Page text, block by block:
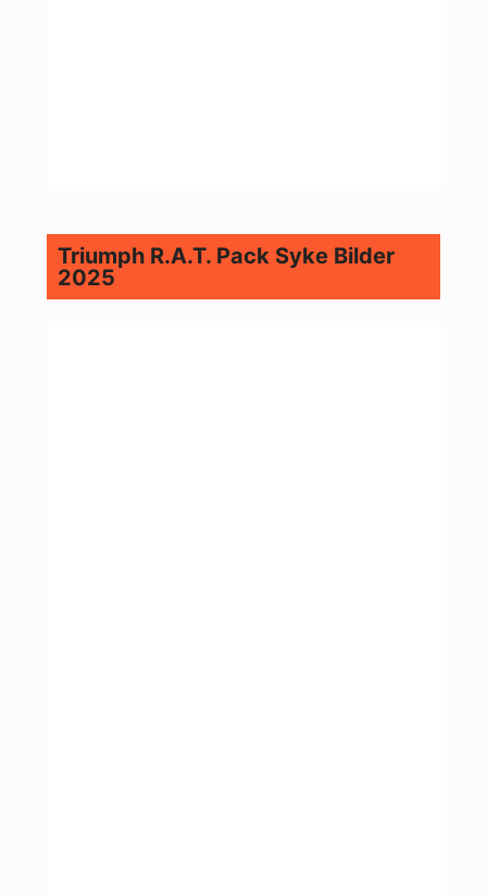
Triumph R.A.T. Pack Syke Bilder
2025